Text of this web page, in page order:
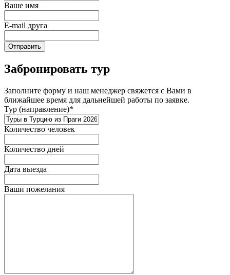
Ваше имя
E-mail друга
Отправить
Забронировать тур
Заполните форму и наш менеджер свяжется с Вами в
ближайшее время для дальнейшей работы по заявке.
Тур (направление)*
Количество человек
Количество дней
Дата выезда
Ваши пожелания